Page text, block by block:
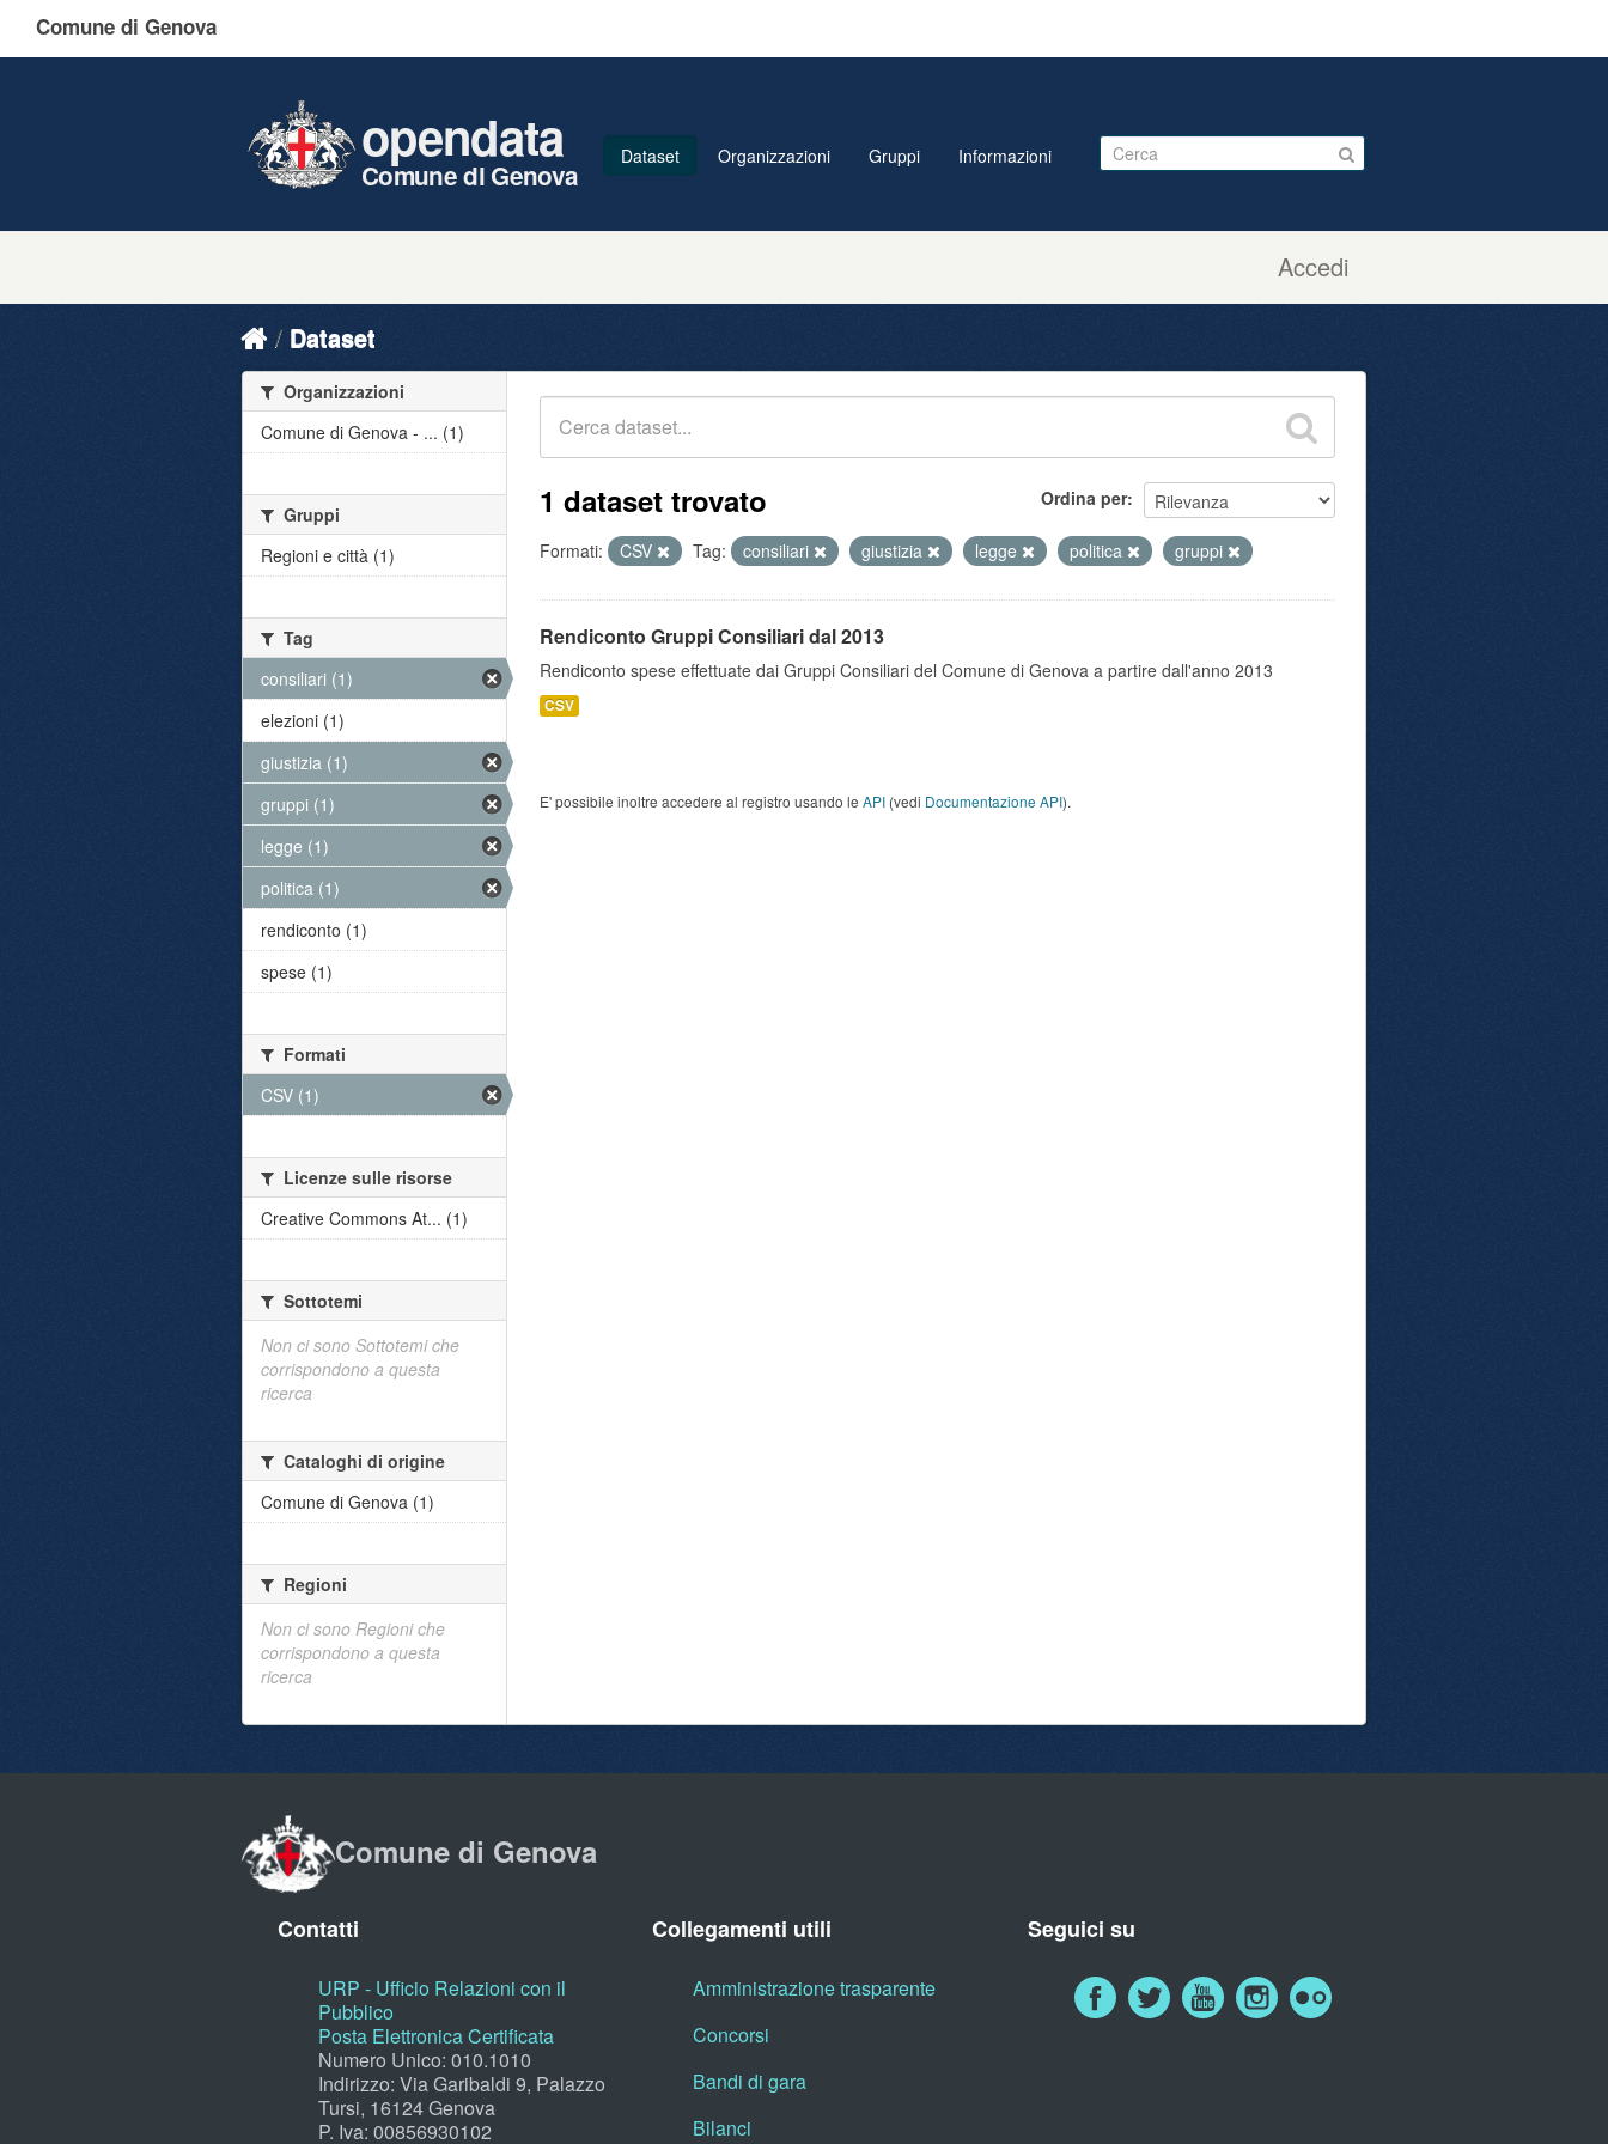
Comune di Genova
Accedi
opendata
Comune di Genova
Dataset Organizzazioni Gruppi Informazioni
Dataset
Ordina per
1 dataset trovato
Formati: CSV Tag: consiliari giustizia legge politica gruppi
Rendiconto Gruppi Consiliari dal 2013
Rendiconto spese effettuate dai Gruppi Consiliari del Comune di Genova a partire dall'anno 2013
CSV
E' possibile inoltre accedere al registro usando le API (vedi Documentazione API).
Organizzazioni
Comune di Genova - ... (1)
Gruppi
Regioni e città (1)
Tag
consiliari (1)
elezioni (1)
giustizia (1)
gruppi (1)
legge (1)
politica (1)
rendiconto (1)
spese (1)
Formati
CSV (1)
Licenze sulle risorse
Creative Commons At... (1)
Sottotemi
Non ci sono Sottotemi che
corrispondono a questa
ricerca
Cataloghi di origine
Comune di Genova (1)
Regioni
Non ci sono Regioni che
corrispondono a questa
ricerca
Comune di Genova
Contatti
URP - Ufficio Relazioni con il
Pubblico
Posta Elettronica Certificata
Numero Unico: 010.1010
Indirizzo: Via Garibaldi 9, Palazzo
Tursi, 16124 Genova
P. Iva: 00856930102
Collegamenti utili
Amministrazione trasparente
Concorsi
Bandi di gara
Bilanci
Seguici su